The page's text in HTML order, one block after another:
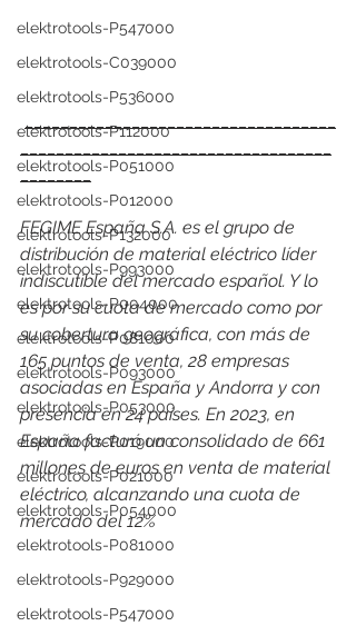
elektrotools-P547000
elektrotools-C039000
elektrotools-P536000
elektrotools-P112000
elektrotools-P051000
elektrotools-P012000
elektrotools-P132000
elektrotools-P993000
elektrotools-P004000
elektrotools-P081000
elektrotools-P093000
elektrotools-P053000
elektrotools-P019000
elektrotools-P021000
elektrotools-P054000
elektrotools-P081000
elektrotools-P929000
elektrotools-P547000
___________________________________
________
FEGIME España S.A. es el grupo de
distribución de material eléctrico líder
indiscutible del mercado español. Y lo
es por su cuota de mercado como por
su cobertura geográfica, con más de
165 puntos de venta, 28 empresas
asociadas en España y Andorra y con
presencia en 24 países. En 2023, en
España facturó un consolidado de 661
millones de euros en venta de material
eléctrico, alcanzando una cuota de
mercado del 12%